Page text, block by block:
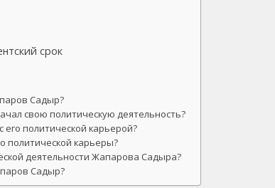
срок
Садыр?
свою политическую деятельность?
политической карьерой?
политической карьеры?
деятельности Жапарова Садыра?
Садыр?